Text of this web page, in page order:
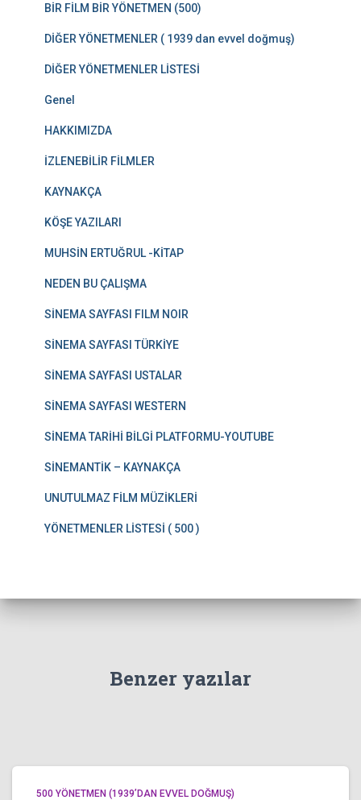
BİR FİLM BİR YÖNETMEN (500)
DİĞER YÖNETMENLER ( 1939 dan evvel doğmuş)
DİĞER YÖNETMENLER LİSTESİ
Genel
HAKKIMIZDA
İZLENEBİLİR FİLMLER
KAYNAKÇA
KÖŞE YAZILARI
MUHSİN ERTUĞRUL -KİTAP
NEDEN BU ÇALIŞMA
SİNEMA SAYFASI FILM NOIR
SİNEMA SAYFASI TÜRKİYE
SİNEMA SAYFASI USTALAR
SİNEMA SAYFASI WESTERN
SİNEMA TARİHİ BİLGİ PLATFORMU-YOUTUBE
SİNEMANTİK – KAYNAKÇA
UNUTULMAZ FİLM MÜZİKLERİ
YÖNETMENLER LİSTESİ ( 500 )
Benzer yazılar
500 YÖNETMEN (1939’DAN EVVEL DOĞMUŞ)